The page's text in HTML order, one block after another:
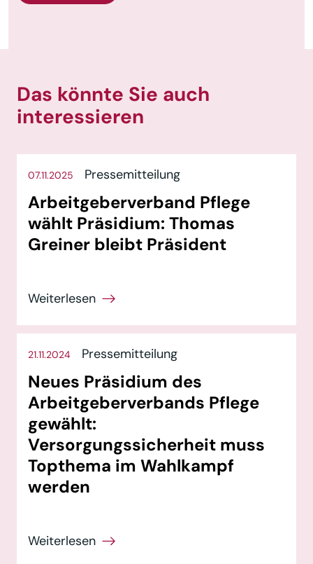
Das könnte Sie auch
interessieren
07.11.2025 Pressemitteilung
Arbeitgeberverband Pflege
wählt Präsidium: Thomas
Greiner bleibt Präsident
21.11.2024 Pressemitteilung
Neues Präsidium des
Arbeitgeberverbands Pflege
gewählt:
Versorgungssicherheit muss
Topthema im Wahlkampf
werden